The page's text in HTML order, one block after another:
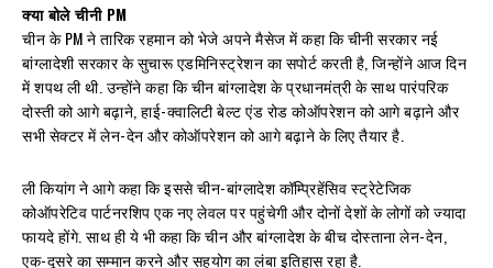
क्या बोले चीनी PM
चीन के PM ने तारिक रहमान को भेजे अपने मैसेज में कहा कि चीनी सरकार नई
बांग्लादेशी सरकार के सुचारू एडमिनिस्ट्रेशन का सपोर्ट करती है, जिन्होंने आज दिन
में शपथ ली थी. उन्होंने कहा कि चीन बांग्लादेश के प्रधानमंत्री के साथ पारंपरिक
दोस्ती को आगे बढ़ाने, हाई-क्वालिटी बेल्ट एंड रोड कोऑपरेशन को आगे बढ़ाने और
सभी सेक्टर में लेन-देन और कोऑपरेशन को आगे बढ़ाने के लिए तैयार है.
ली कियांग ने आगे कहा कि इससे चीन-बांग्लादेश कॉम्प्रिहेंसिव स्ट्रेटेजिक
कोऑपरेटिव पार्टनरशिप एक नए लेवल पर पहुंचेगी और दोनों देशों के लोगों को ज्यादा
फायदे होंगे. साथ ही ये भी कहा कि चीन और बांग्लादेश के बीच दोस्ताना लेन-देन,
एक-दूसरे का सम्मान करने और सहयोग का लंबा इतिहास रहा है.